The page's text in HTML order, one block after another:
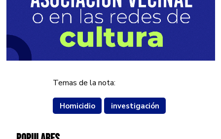
Temas de la nota:
Homicidio investigación